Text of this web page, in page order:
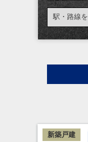
新築戸建